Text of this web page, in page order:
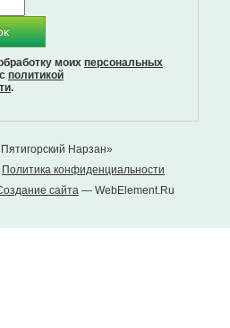
моих персональных
политикой
.
Нарзан»
Политика конфиденциальности
сайта — WebElement.Ru